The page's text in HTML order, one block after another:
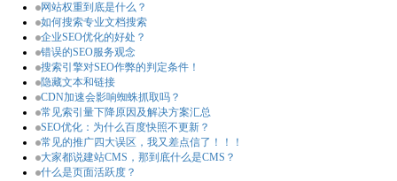
网站权重到底是什么？
如何搜索专业文档搜索
企业SEO优化的好处？
错误的SEO服务观念
搜索引擎对SEO作弊的判定条件！
隐藏文本和链接
CDN加速会影响蜘蛛抓取吗？
常见索引量下降原因及解决方案汇总
SEO优化：为什么百度快照不更新？
常见的推广四大误区，我又差点信了！！！
大家都说建站CMS，那到底什么是CMS？
什么是页面活跃度？